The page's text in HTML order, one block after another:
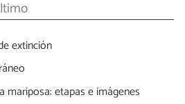
extinción
mariposa: etapas e imágenes